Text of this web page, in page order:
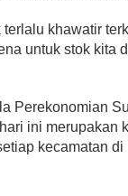
khawatir
untuk stok kita
Perekonomian
ini merupakan
kecamatan di